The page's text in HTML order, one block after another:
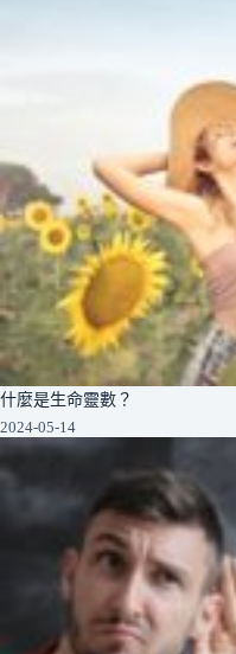
什麼是生命靈數？
2024-05-14